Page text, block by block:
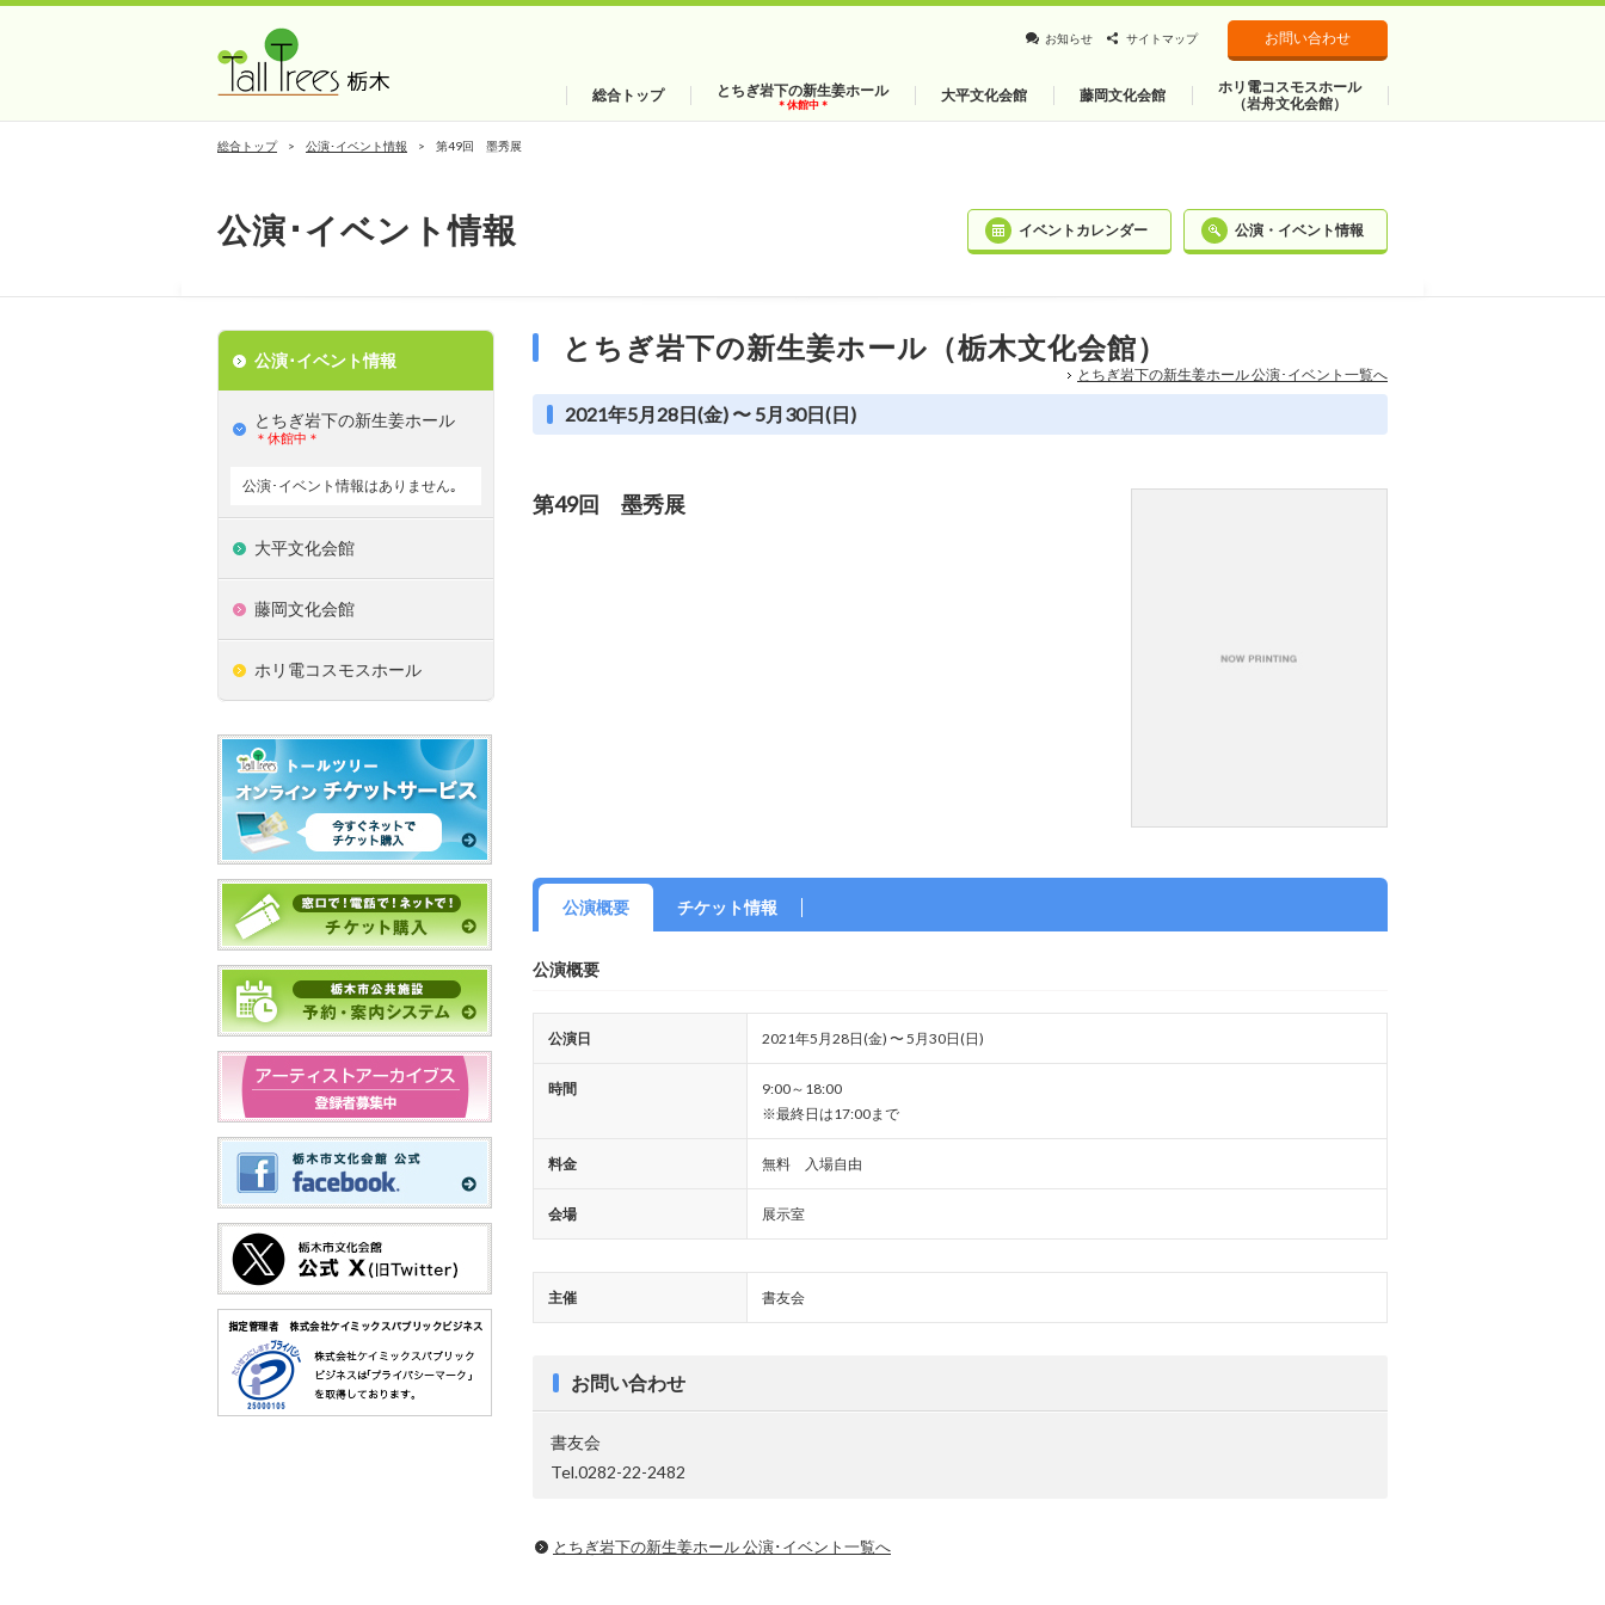
総合トップ とちぎ岩下の新生姜ホール
＊休館中＊ 大平文化会館 藤岡文化会館
ホリ電コスモスホール
（岩舟文化会館）
お知らせ サイトマップ お問い合わせ
総合トップ 公演･イベント情報 第49回 墨秀展
公演･イベント情報 イベントカレンダー 公演・イベント情報
とちぎ岩下の新生姜ホール（栃木文化会館）
とちぎ岩下の新⽣姜ホール 公演･イベント一覧へ
2021年5月28日(金) 〜 5月30日(日)
第49回 墨秀展
公演概要 チケット情報
公演概要
公演日 2021年5月28日(金) 〜 5月30日(日)
時間
9:00～18:00
※最終日は17:00まで
料金 無料 入場自由
会場 展示室
主催 書友会
お問い合わせ
書友会
Tel.0282-22-2482
とちぎ岩下の新⽣姜ホール 公演･イベント一覧へ
公演･イベント情報
とちぎ岩下の新⽣姜ホール
＊休館中＊
公演･イベント情報はありません｡
大平文化会館
藤岡文化会館
ホリ電コスモスホール